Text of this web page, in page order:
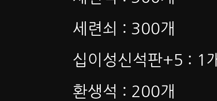
세련쇠 : 300개
십이성신석판+5 : 1
환생석 : 200개